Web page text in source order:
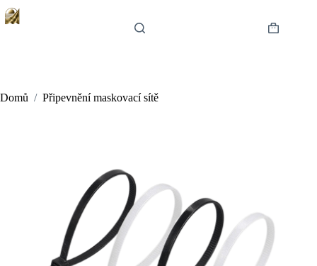
Skip
to
Shopping
Domů / Připevnění maskovací sítě